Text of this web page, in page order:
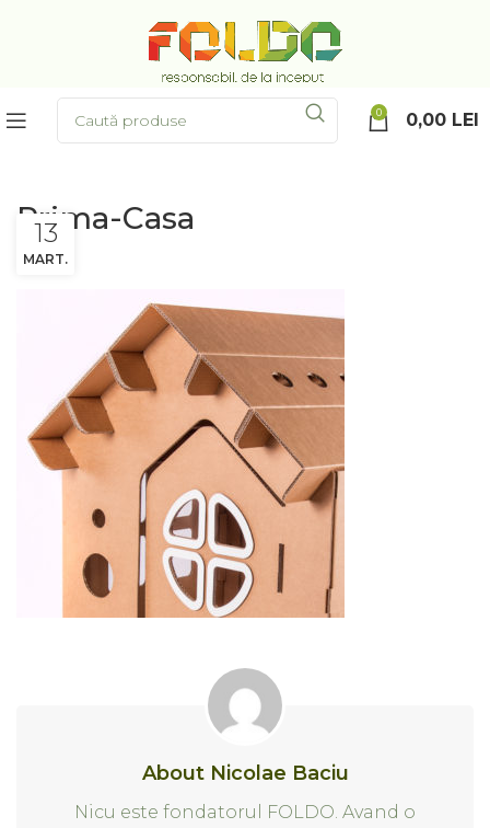
0 0,00 LEI
Prima-Casa
13
MART.
About Nicolae Baciu
Nicu este fondatorul FOLDO. Avand o